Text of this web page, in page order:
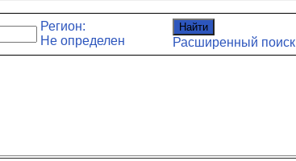
Регион:
Не определен
Найти
Расширенный поиск